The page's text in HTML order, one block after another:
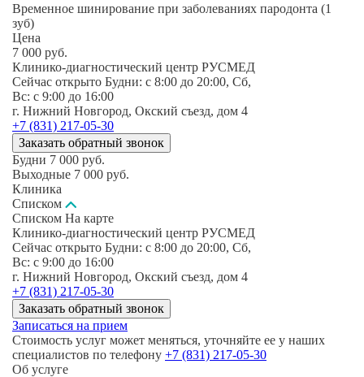
Временное шинирование при заболеваниях пародонта (1
зуб)
Цена
7 000 руб.
Клинико-диагностический центр РУСМЕД
Сейчас открыто Будни: c 8:00 до 20:00, Сб,
Вс: c 9:00 до 16:00
г. Нижний Новгород, Окский съезд, дом 4
+7 (831) 217-05-30
Заказать обратный звонок
Будни 7 000 руб.
Выходные 7 000 руб.
Клиника
Списком
Списком На карте
Клинико-диагностический центр РУСМЕД
Сейчас открыто Будни: c 8:00 до 20:00, Сб,
Вс: c 9:00 до 16:00
г. Нижний Новгород, Окский съезд, дом 4
+7 (831) 217-05-30
Заказать обратный звонок
Записаться на прием
Стоимость услуг может меняться, уточняйте ее у наших
специалистов по телефону +7 (831) 217-05-30
Об услуге